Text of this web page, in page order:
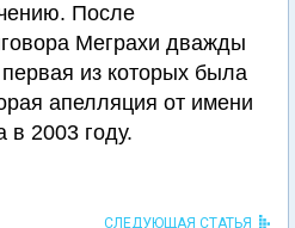
После
Меграхи дважды
из которых была
апелляция от имени
2003 году.
СЛЕДУЮЩАЯ СТАТЬЯ